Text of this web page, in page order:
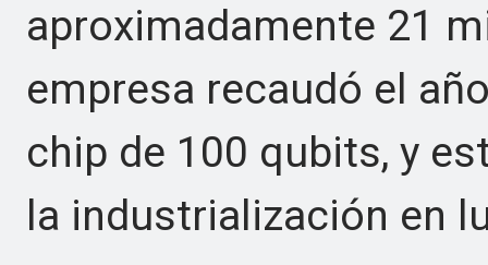
aproximadamente 21
empresa recaudó el
chip de 100 qubits, y
la industrialización en